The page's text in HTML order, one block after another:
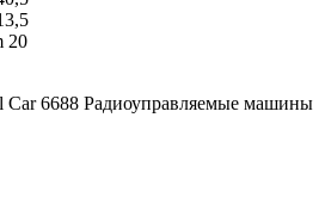
20
Car 6688 Радиоуправляемые машины